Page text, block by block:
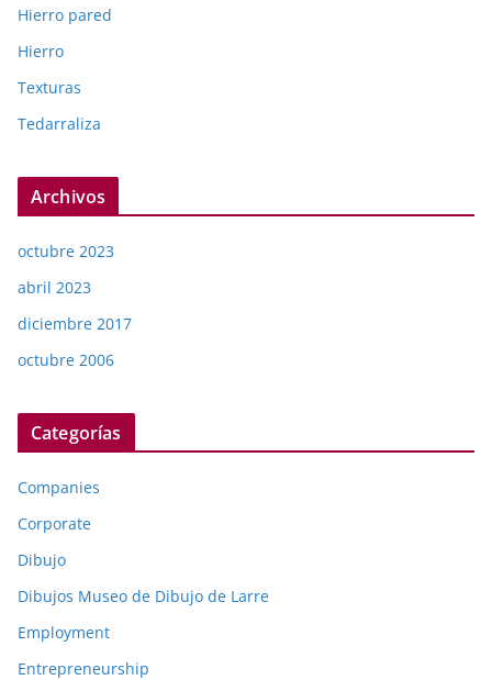
Hierro pared
Hierro
Texturas
Tedarraliza
Archivos
octubre 2023
abril 2023
diciembre 2017
octubre 2006
Categorías
Companies
Corporate
Dibujo
Dibujos Museo de Dibujo de Larre
Employment
Entrepreneurship